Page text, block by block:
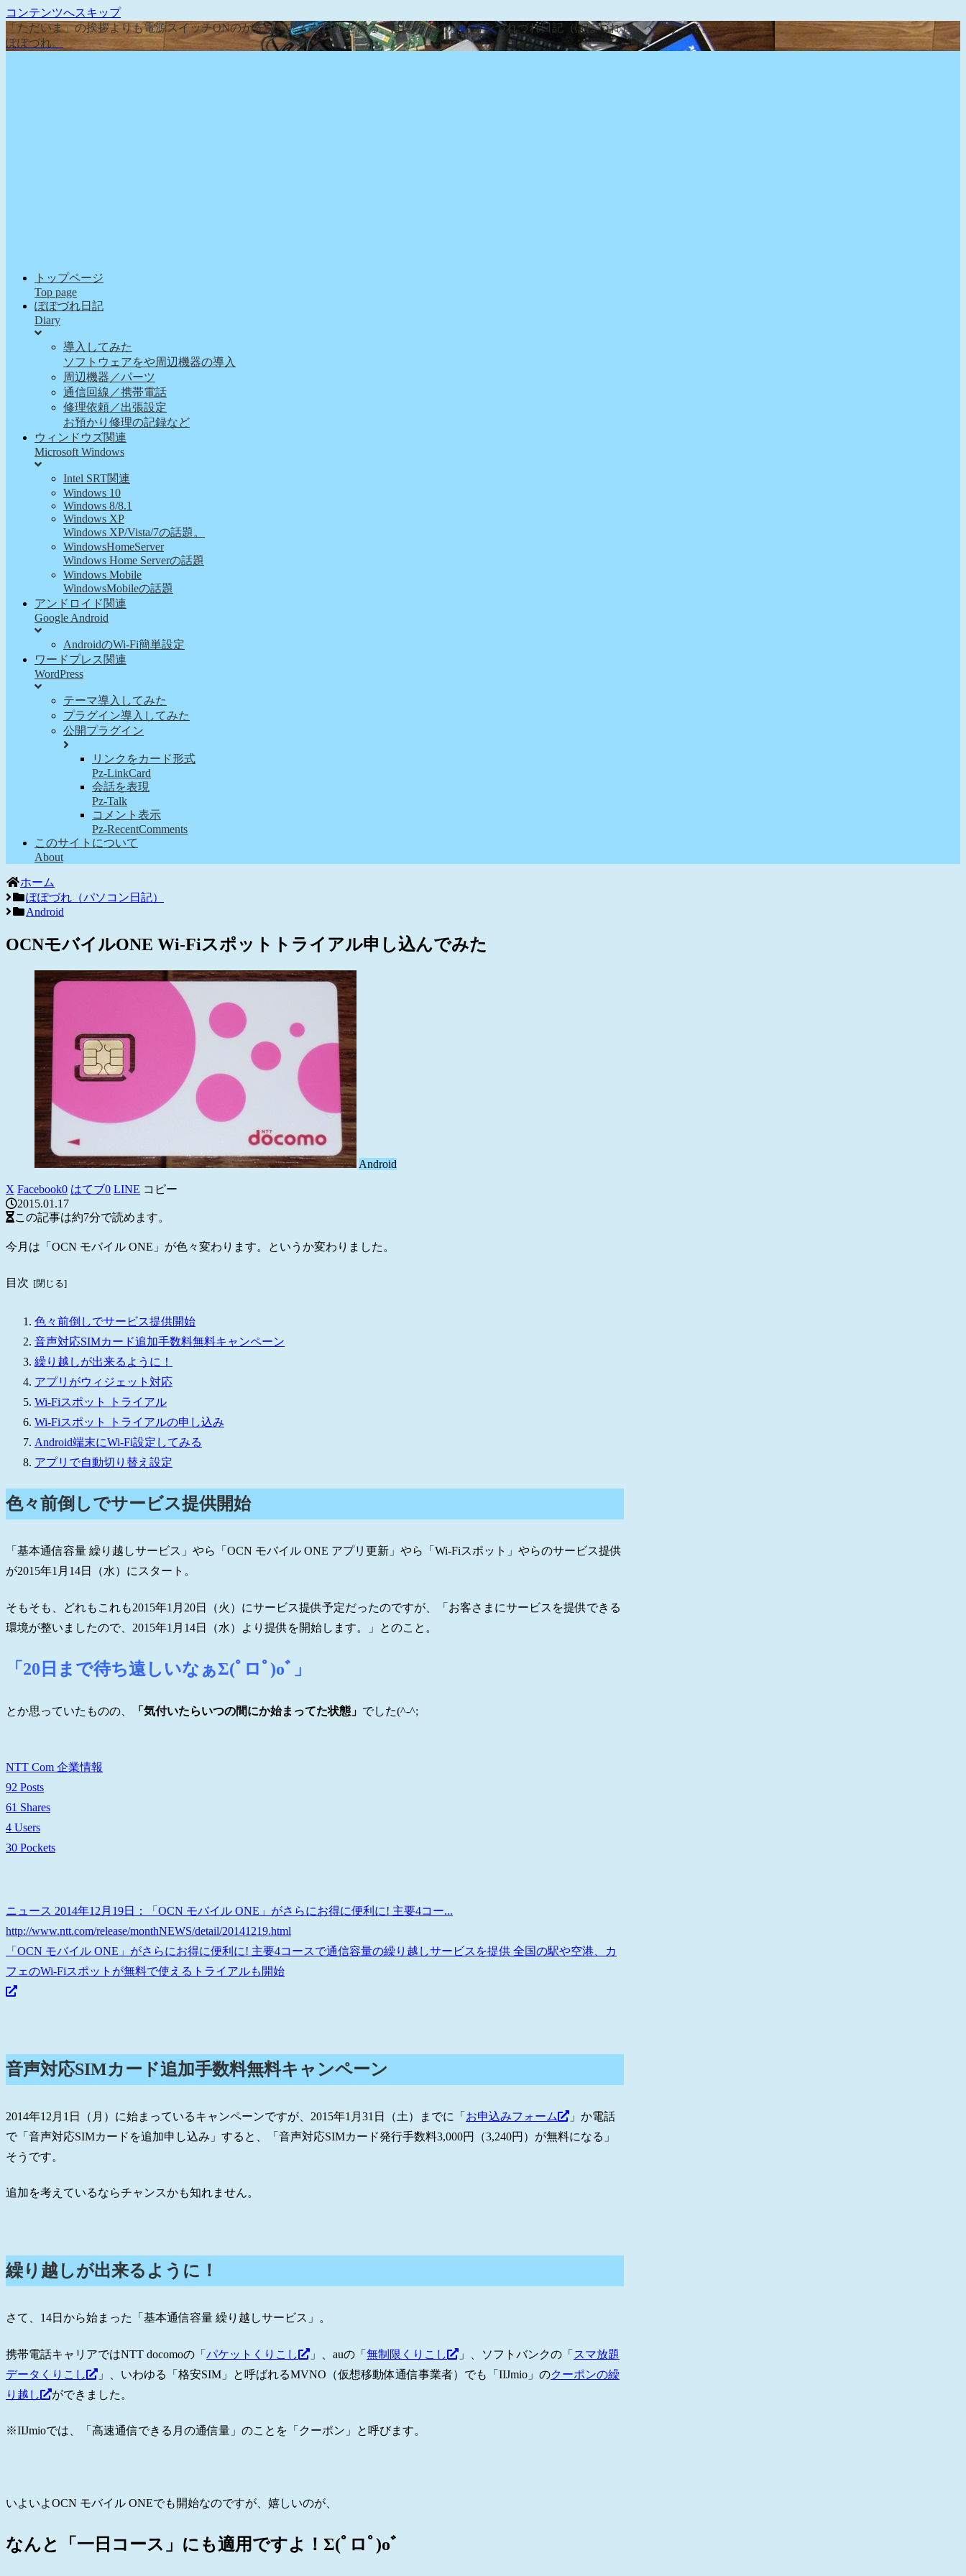
コンテンツへスキップ
「ただいま」の挨拶よりも電源スイッチONのが先な、そんな日常を綴る『ぽぽろんのパソコンつれづれ日記（ぽぽづれ）』へようこそ。
ぽぽづれ。
トップページ
Top page
ぽぽづれ日記
Diary
導入してみた
ソフトウェアをや周辺機器の導入
周辺機器／パーツ
通信回線／携帯電話
修理依頼／出張設定
お預かり修理の記録など
ウィンドウズ関連
Microsoft Windows
Intel SRT関連
Windows 10
Windows 8/8.1
Windows XP
Windows XP/Vista/7の話題。
WindowsHomeServer
Windows Home Serverの話題
Windows Mobile
WindowsMobileの話題
アンドロイド関連
Google Android
AndroidのWi-Fi簡単設定
ワードプレス関連
WordPress
テーマ導入してみた
プラグイン導入してみた
公開プラグイン
リンクをカード形式
Pz-LinkCard
会話を表現
Pz-Talk
コメント表示
Pz-RecentComments
このサイトについて
About
ホーム
ぽぽづれ（パソコン日記）
Android
OCNモバイルONE Wi-Fiスポットトライアル申し込んでみた
Android
X Facebook0 はてブ0 LINE コピー
2015.01.17
この記事は約7分で読めます。
今月は「OCN モバイル ONE」が色々変わります。というか変わりました。
目次
色々前倒しでサービス提供開始
音声対応SIMカード追加手数料無料キャンペーン
繰り越しが出来るように！
アプリがウィジェット対応
Wi-Fiスポット トライアル
Wi-Fiスポット トライアルの申し込み
Android端末にWi-Fi設定してみる
アプリで自動切り替え設定
色々前倒しでサービス提供開始
「基本通信容量 繰り越しサービス」やら「OCN モバイル ONE アプリ更新」やら「Wi-Fiスポット」やらのサービス提供
が2015年1月14日（水）にスタート。
そもそも、どれもこれも2015年1月20日（火）にサービス提供予定だったのですが、「お客さまにサービスを提供できる
環境が整いましたので、2015年1月14日（水）より提供を開始します。」とのこと。
「20日まで待ち遠しいなぁΣ(ﾟロﾟ)oﾞ」
とか思っていたものの、 「気付いたらいつの間にか始まってた状態」 でした(^-^;
NTT Com 企業情報
92 Posts
61 Shares
4 Users
30 Pockets
ニュース 2014年12月19日：「OCN モバイル ONE」がさらにお得に便利に! 主要4コー...
http://www.ntt.com/release/monthNEWS/detail/20141219.html
「OCN モバイル ONE」がさらにお得に便利に! 主要4コースで通信容量の繰り越しサービスを提供 全国の駅や空港、カ
フェのWi-Fiスポットが無料で使えるトライアルも開始
音声対応SIMカード追加手数料無料キャンペーン
2014年12月1日（月）に始まっているキャンペーンですが、2015年1月31日（土）までに「 お申込みフォーム
」か電話
で「音声対応SIMカードを追加申し込み」すると、「音声対応SIMカード発行手数料3,000円（3,240円）が無料になる」
そうです。
追加を考えているならチャンスかも知れません。
繰り越しが出来るように！
さて、14日から始まった「基本通信容量 繰り越しサービス」。
携帯電話キャリアではNTT docomoの「 パケットくりこし 」、auの「 無制限くりこし 」、ソフトバンクの「 スマ放題
データくりこし
」、いわゆる「格安SIM」と呼ばれるMVNO（仮想移動体通信事業者）でも「IIJmio」のクーポンの繰
り越し
ができました。
※IIJmioでは、「高速通信できる月の通信量」のことを「クーポン」と呼びます。
いよいよOCN モバイル ONEでも開始なのですが、嬉しいのが、
なんと「一日コース」にも適用ですよ！Σ(ﾟロﾟ)oﾞ